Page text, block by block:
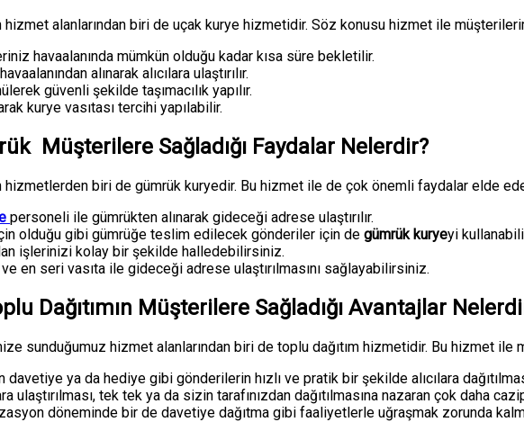
alanlarından biri de uçak kurye hizmetidir. Söz konusu hizmet ile
havaalanında mümkün olduğu kadar kısa süre bekletilir.
alınarak alıcılara ulaştırılır.
güvenli şekilde taşımacılık yapılır.
kurye vasıtası tercihi yapılabilir.
Müşterilere Sağladığı Faydalar Nelerdir?
biri de gümrük kuryedir. Bu hizmet ile de çok önemli faydalar elde
personeli ile gümrükten alınarak gideceği adrese ulaştırılır.
olduğu gibi gümrüğe teslim edilecek gönderiler için de gümrük kuryeyi
işlerinizi kolay bir şekilde halledebilirsiniz.
en seri vasıta ile gideceği adrese ulaştırılmasını sağlayabilirsiniz.
Dağıtımın Müşterilere Sağladığı Avantajlar
sunduğumuz hizmet alanlarından biri de toplu dağıtım hizmetidir. Bu hizmet ile
davetiye ya da hediye gibi gönderilerin hızlı ve pratik bir şekilde alıcılara
ulaştırılması, tek tek ya da sizin tarafınızdan dağıtılmasına nazaran çok daha
döneminde bir de davetiye dağıtma gibi faaliyetlerle uğraşmak zorunda